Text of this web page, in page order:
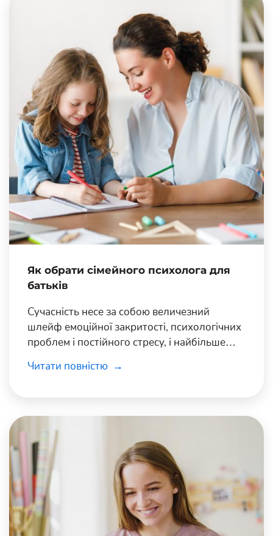
Як обрати сімейного психолога для
батьків
Сучасність несе за собою величезний
шлейф емоційної закритості, психологічних
проблем і постійного стресу, і найбільше
Читати повністю